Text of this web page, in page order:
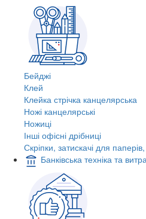
Бейджі
Клей
Клейка стрічка канцелярська
Ножі канцелярські
Ножиці
Інші офісні дрібниці
Скріпки, затискачі для
Банківська техніка та